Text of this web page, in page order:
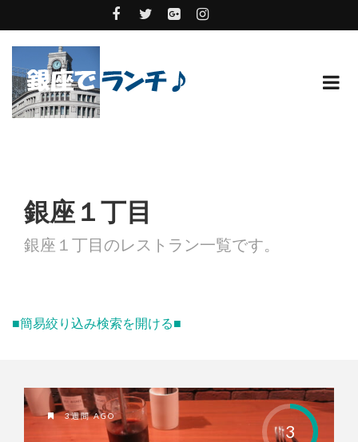
銀座１丁目
銀座１丁目のレストラン一覧です。
■簡易絞り込み検索を開ける■
3
3週間 AGO